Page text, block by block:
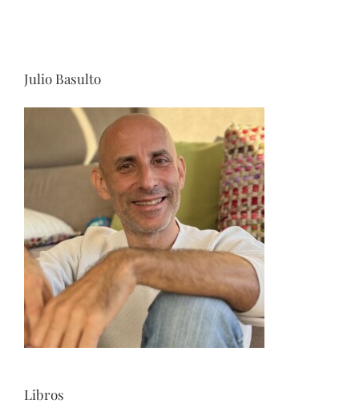
Julio Basulto
Libros